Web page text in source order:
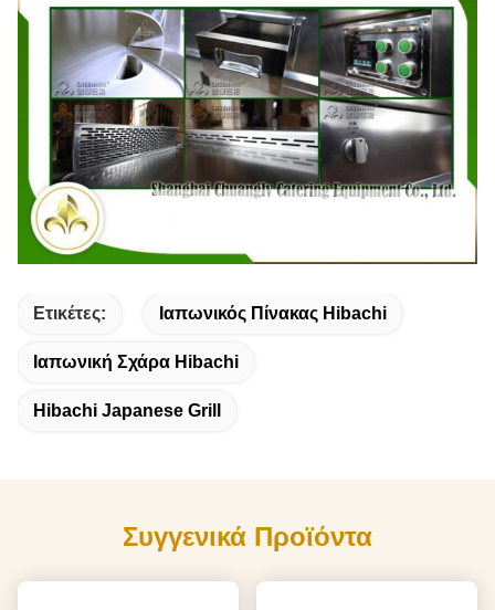
Ετικέτες: Ιαπωνικός Πίνακας Hibachi
Ιαπωνική Σχάρα Hibachi
Hibachi Japanese Grill
Συγγενικά Προϊόντα